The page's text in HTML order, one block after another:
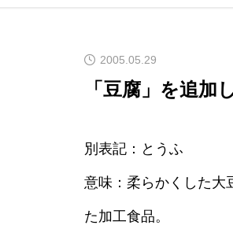
2005.05.29
「豆腐」を追加
別表記：とうふ
意味：柔らかくした大
た加工食品。